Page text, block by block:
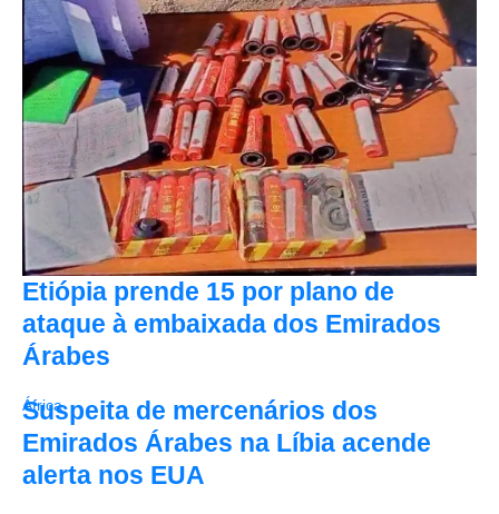
Etiópia prende 15 por plano de
ataque à embaixada dos Emirados
Árabes
Suspeita de mercenários dos
Emirados Árabes na Líbia acende
alerta nos EUA
África